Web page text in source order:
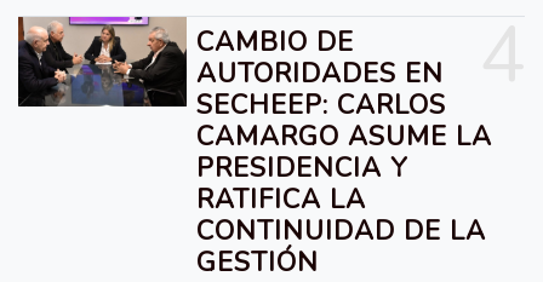
CAMBIO DE
AUTORIDADES EN
SECHEEP: CARLOS
CAMARGO ASUME LA
PRESIDENCIA Y
RATIFICA LA
CONTINUIDAD DE LA
GESTIÓN